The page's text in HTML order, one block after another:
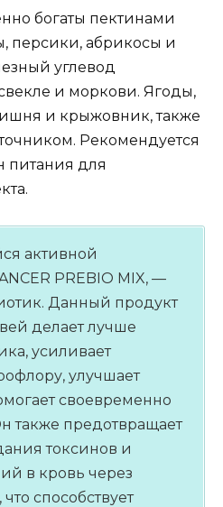
богаты пектинами
персики, абрикосы и
углевод
и моркови. Ягоды,
и крыжовник, также
Рекомендуется
питания для
активной
PREBIO MIX, —
Данный продукт
делает лучше
усиливает
улучшает
своевременно
также предотвращает
токсинов и
в кровь через
способствует